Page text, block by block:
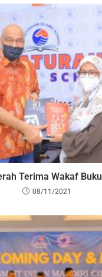
Terima Wakaf Buku
08/11/2021